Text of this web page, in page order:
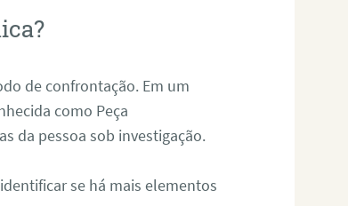
de confrontação. Em um
como Peça
da pessoa sob investigação.
se há mais elementos